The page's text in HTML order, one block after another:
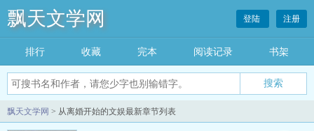
飘天文学网 登陆 注册
排行 收藏 完本 阅读记录 书架
飘天文学网 > 从离婚开始的文娱最新章节列表